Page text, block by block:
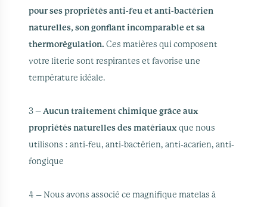
pour ses propriétés anti-feu et anti-bactérien
naturelles, son gonflant incomparable et sa
thermorégulation. Ces matières qui composent
votre literie sont respirantes et favorise une
température idéale.
3 – Aucun traitement chimique grâce aux
propriétés naturelles des matériaux que nous
utilisons : anti-feu, anti-bactérien, anti-acarien, anti-
fongique
4 – Nous avons associé ce magnifique matelas à